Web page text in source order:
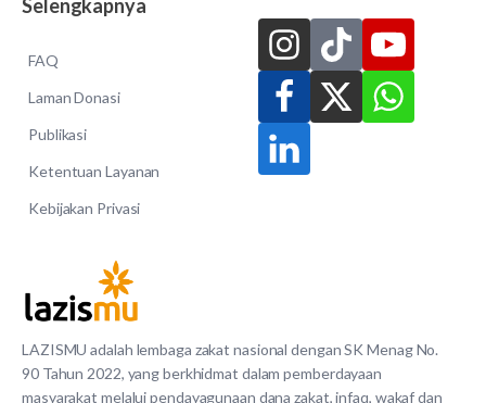
LAZISMU adalah lembaga zakat nasional dengan SK Menag No.
90 Tahun 2022, yang berkhidmat dalam pemberdayaan
masyarakat melalui pendayagunaan dana zakat, infaq, wakaf dan
Selengkapnya
FAQ
Laman Donasi
Publikasi
Ketentuan Layanan
Kebijakan Privasi